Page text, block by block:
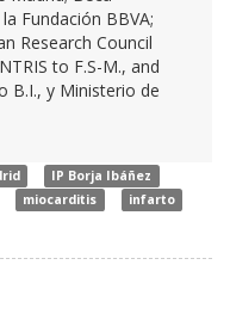
Fundación BBVA;
Research Council
to F.S-M., and
B.I., y Ministerio de
IP Borja Ibáñez
miocarditis
infarto